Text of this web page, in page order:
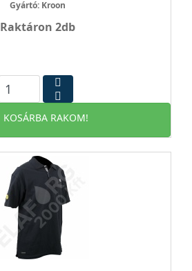
Gyártó: Kroon
Raktáron 2db
KOSÁRBA RAKOM!